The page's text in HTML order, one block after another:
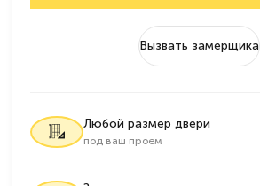
Вызвать замерщика
Любой размер двери
под ваш проем